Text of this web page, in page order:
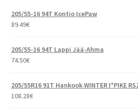
205/55-16 94T Kontio IcePaw
89.49€
205/55-16 94T Lappi Jää-Ahma
74.50€
205/55R16 91T Hankook WINTER I*PIKE
108.28€